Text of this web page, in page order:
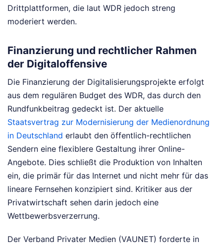
Drittplattformen, die laut WDR jedoch streng
moderiert werden.
Finanzierung und rechtlicher Rahmen
der Digitaloffensive
Die Finanzierung der Digitalisierungsprojekte erfolgt
aus dem regulären Budget des WDR, das durch den
Rundfunkbeitrag gedeckt ist. Der aktuelle
Staatsvertrag zur Modernisierung der Medienordnung
in Deutschland erlaubt den öffentlich-rechtlichen
Sendern eine flexiblere Gestaltung ihrer Online-
Angebote. Dies schließt die Produktion von Inhalten
ein, die primär für das Internet und nicht mehr für das
lineare Fernsehen konzipiert sind. Kritiker aus der
Privatwirtschaft sehen darin jedoch eine
Wettbewerbsverzerrung.
Der Verband Privater Medien (VAUNET) forderte in